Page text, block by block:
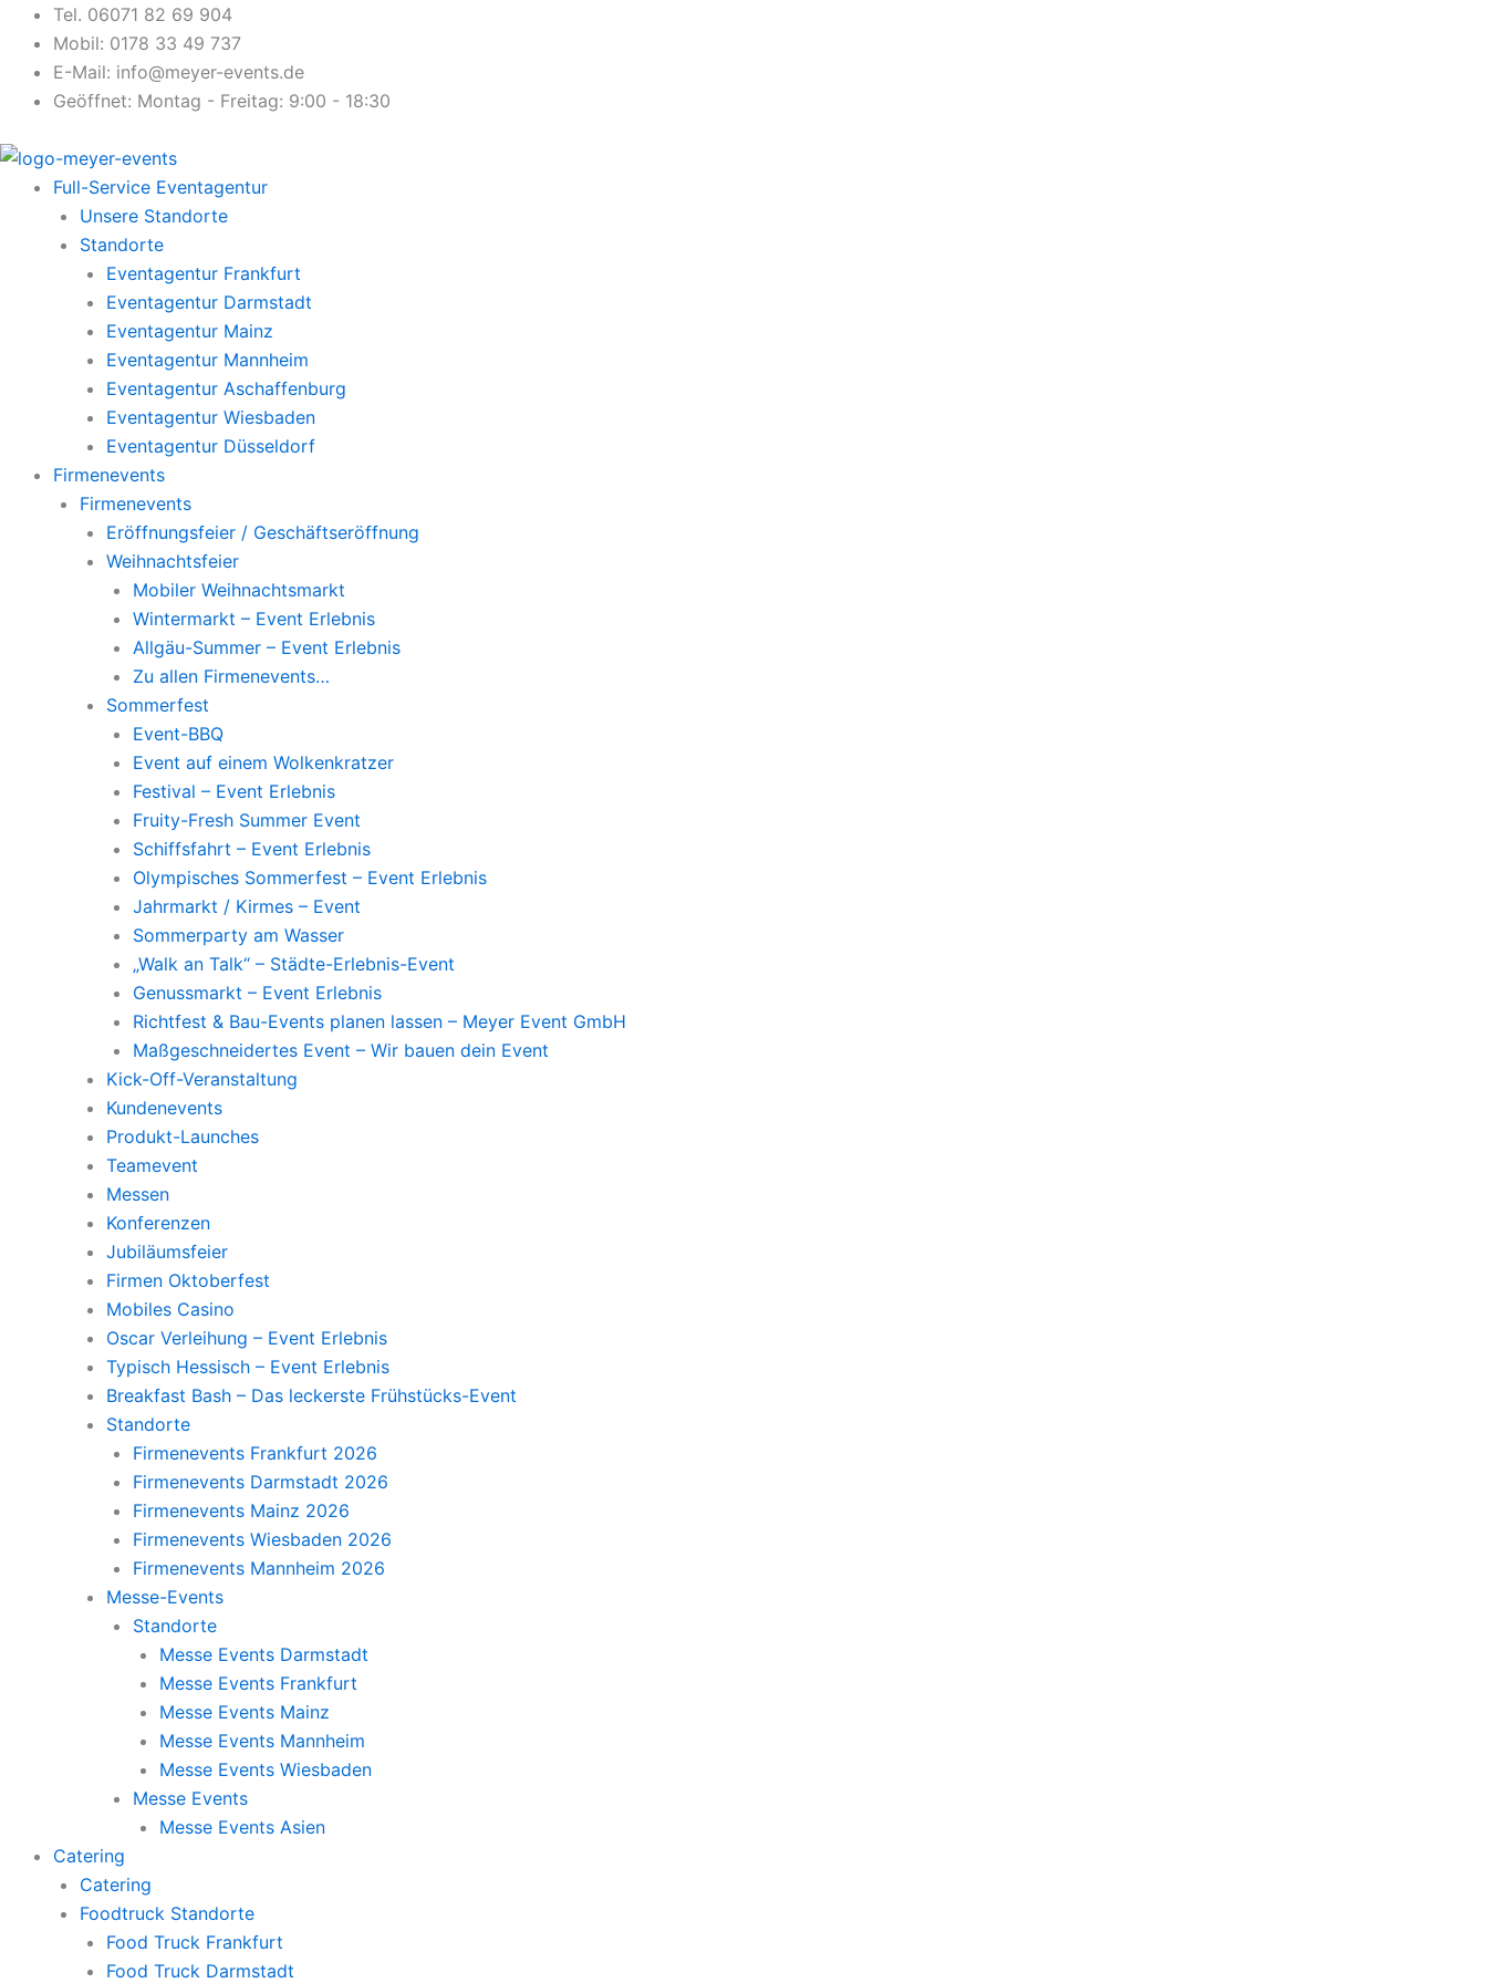
Zum
Inhalt
springen
Tel. 06071 82 69 904
Mobil: 0178 33 49 737
E-Mail: info@meyer-events.de
Geöffnet: Montag - Freitag: 9:00 - 18:30
Full-Service Eventagentur
Unsere Standorte
Standorte
Eventagentur Frankfurt
Eventagentur Darmstadt
Eventagentur Mainz
Eventagentur Mannheim
Eventagentur Aschaffenburg
Eventagentur Wiesbaden
Eventagentur Düsseldorf
Firmenevents
Firmenevents
Eröffnungsfeier / Geschäftseröffnung
Weihnachtsfeier
Mobiler Weihnachtsmarkt
Wintermarkt – Event Erlebnis
Allgäu-Summer – Event Erlebnis
Zu allen Firmenevents…
Sommerfest
Event-BBQ
Event auf einem Wolkenkratzer
Festival – Event Erlebnis
Fruity-Fresh Summer Event
Schiffsfahrt – Event Erlebnis
Olympisches Sommerfest – Event Erlebnis
Jahrmarkt / Kirmes – Event
Sommerparty am Wasser
„Walk an Talk“ – Städte-Erlebnis-Event
Genussmarkt – Event Erlebnis
Richtfest & Bau-Events planen lassen – Meyer Event GmbH
Maßgeschneidertes Event – Wir bauen dein Event
Kick-Off-Veranstaltung
Kundenevents
Produkt-Launches
Teamevent
Messen
Konferenzen
Jubiläumsfeier
Firmen Oktoberfest
Mobiles Casino
Oscar Verleihung – Event Erlebnis
Typisch Hessisch – Event Erlebnis
Breakfast Bash – Das leckerste Frühstücks-Event
Standorte
Firmenevents Frankfurt 2026
Firmenevents Darmstadt 2026
Firmenevents Mainz 2026
Firmenevents Wiesbaden 2026
Firmenevents Mannheim 2026
Messe-Events
Standorte
Messe Events Darmstadt
Messe Events Frankfurt
Messe Events Mainz
Messe Events Mannheim
Messe Events Wiesbaden
Messe Events
Messe Events Asien
Catering
Catering
Foodtruck Standorte
Food Truck Frankfurt
Food Truck Darmstadt